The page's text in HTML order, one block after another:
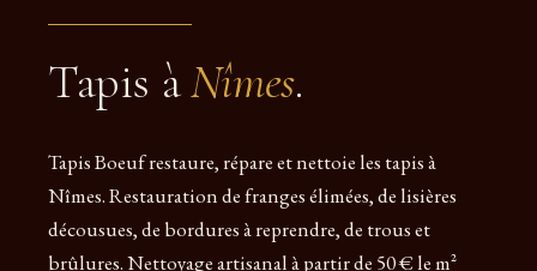
Tapis àNîmes.
Tapis Boeuf restaure, répare et nettoie les tapis à
Nîmes. Restauration de franges élimées, de lisières
décousues, de bordures à reprendre, de trous et
brûlures. Nettoyage artisanal à partir de 50 € le m²